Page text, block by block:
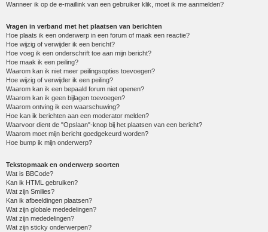
Wanneer ik op de e-maillink van een gebruiker klik, moet ik me aanmelden?
Vragen in verband met het plaatsen van berichten
Hoe plaats ik een onderwerp in een forum of maak een reactie?
Hoe wijzig of verwijder ik een bericht?
Hoe voeg ik een onderschrift toe aan mijn bericht?
Hoe maak ik een peiling?
Waarom kan ik niet meer peilingsopties toevoegen?
Hoe wijzig of verwijder ik een peiling?
Waarom kan ik een bepaald forum niet openen?
Waarom kan ik geen bijlagen toevoegen?
Waarom ontving ik een waarschuwing?
Hoe kan ik berichten aan een moderator melden?
Waarvoor dient de "Opslaan"-knop bij het plaatsen van een bericht?
Waarom moet mijn bericht goedgekeurd worden?
Hoe bump ik mijn onderwerp?
Tekstopmaak en onderwerp soorten
Wat is BBCode?
Kan ik HTML gebruiken?
Wat zijn Smilies?
Kan ik afbeeldingen plaatsen?
Wat zijn globale mededelingen?
Wat zijn mededelingen?
Wat zijn sticky onderwerpen?